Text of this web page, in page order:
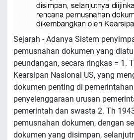
Sejarah - Adanya Sistem
pemusnahan dokumen yang
peundangan, secara ringkas = 1.
Kearsipan Nasional US, yang
dokumen penting di
penyelenggaraan urusan
pemerintah dan swasta 2. Th
pemusnahan dokumen, dengan
dokumen yang disimpan,